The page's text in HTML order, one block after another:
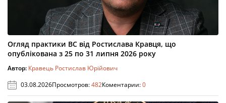
Огляд практики ВС від Ростислава Кравця, що
опублікована з 25 по 31 липня 2026 року
Автор: Кравець Ростислав Юрійович
03.08.2026Просмотров:482Коментарии:0